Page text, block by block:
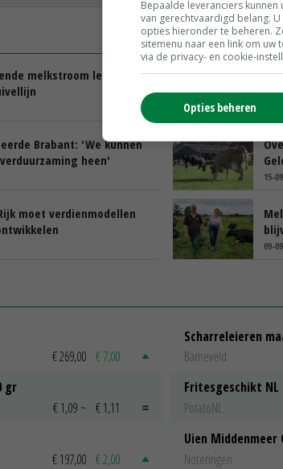
melkstroom leidt tot
in
28-
Brabant: 'We kunnen
heen'
15-
moet verdienmodellen
09-
€ 269,00 € 7,00
gr
€ 1,09 ~ € 1,11
€ 197,00 € 2,00
Scharreleieren
Barneveld
Fritesgeschikt NL
PotatoNL
Uien Middenmeer
Noteringen
Bepaalde leveranciers
van gerechtvaardigd belang.
opties hieronder te beheren.
sitemenu naar een link om uw
via de privacy- en cookie-
Opties beheren